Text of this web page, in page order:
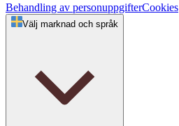
Behandling av personuppgifterCookies
Välj marknad och språk